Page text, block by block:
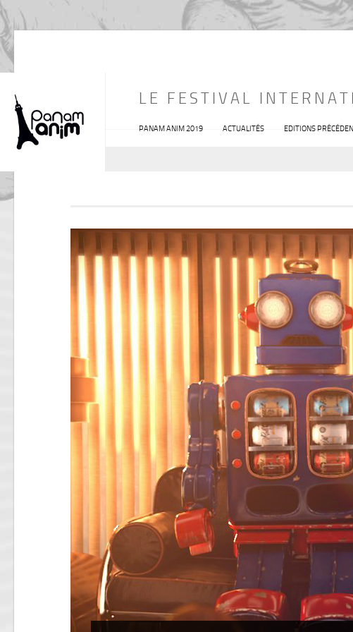
LE FESTIVAL
PANAM ANIM 2019 ACTUALITÉS EDITIONS